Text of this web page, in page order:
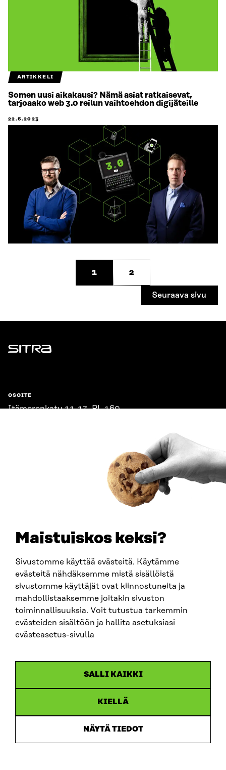
Maistuiskos keksi?
Sivustomme käyttää evästeitä. Käytämme
evästeitä nähdäksemme mistä sisällöistä
sivustomme käyttäjät ovat kiinnostuneita ja
mahdollistaaksemme joitakin sivuston
toiminnallisuuksia. Voit tutustua tarkemmin
evästeiden sisältöön ja hallita asetuksiasi
evästeasetus-sivulla
SALLI KAIKKI
KIELLÄ
NÄYTÄ TIEDOT
ARTIKKELI
Somen uusi aikakausi? Nämä asiat ratkaisevat,
tarjoaako web 3.0 reilun vaihtoehdon digijäteille
22.6.2023
1 2
Seuraava sivu
Sitra
OSOITE
Itämerenkatu 11-13, PL 160,
SITRA SOSIAALISESSA MEDIASSA
LinkedIn
Instagram
YouTube
Saavutettavuusseloste
Asiakirjajulkisuus